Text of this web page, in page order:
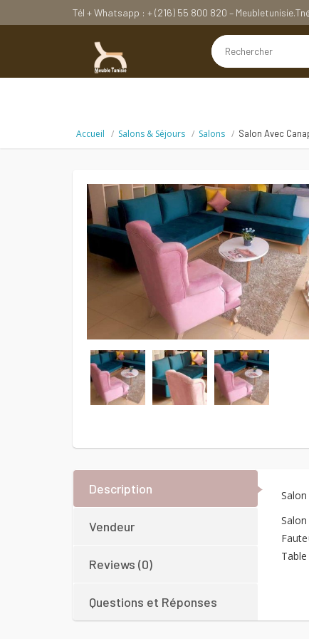
Tél + Whatsapp : + (216) 55 800 820 –
Accueil Salons & Séjours Salons Salon Avec
Description
Vendeur
Reviews (0)
Questions et Réponses